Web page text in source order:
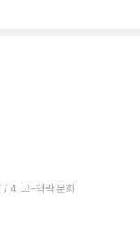
/ 4. 고-맥락 문화